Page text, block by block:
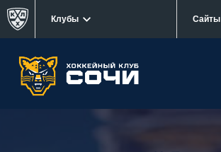
Клубы Сайты